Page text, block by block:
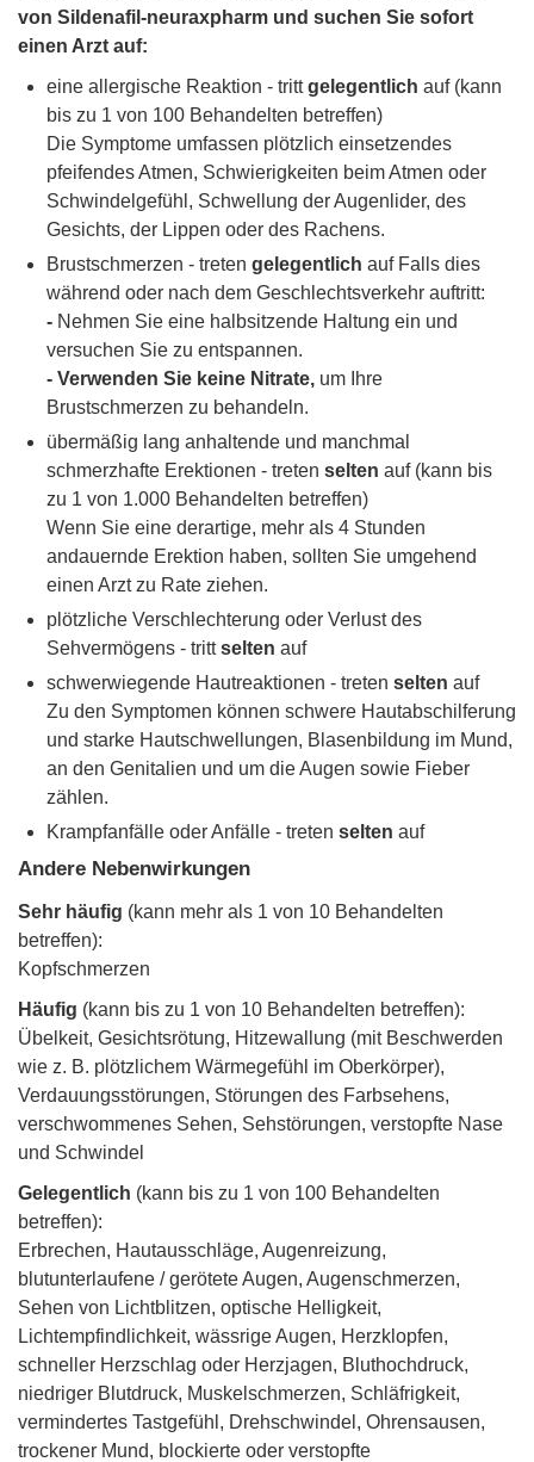
von Sildenafil-neuraxpharm und suchen Sie sofort
einen Arzt auf:
eine allergische Reaktion - trittgelegentlich auf (kann
bis zu 1 von 100 Behandelten betreffen)
Die Symptome umfassen plötzlich einsetzendes
pfeifendes Atmen, Schwierigkeiten beim Atmen oder
Schwindelgefühl, Schwellung der Augenlider, des
Gesichts, der Lippen oder des Rachens.
Brustschmerzen - treten gelegentlich auf Falls dies
während oder nach dem Geschlechtsverkehr auftritt:
- Nehmen Sie eine halbsitzende Haltung ein und
versuchen Sie zu entspannen.
- Verwenden Sie keine Nitrate, um Ihre
Brustschmerzen zu behandeln.
übermäßig lang anhaltende und manchmal
schmerzhafte Erektionen - treten selten auf (kann bis
zu 1 von 1.000 Behandelten betreffen)
Wenn Sie eine derartige, mehr als 4 Stunden
andauernde Erektion haben, sollten Sie umgehend
einen Arzt zu Rate ziehen.
plötzliche Verschlechterung oder Verlust des
Sehvermögens - trittselten auf
schwerwiegende Hautreaktionen - treten selten auf
Zu den Symptomen können schwere Hautabschilferung
und starke Hautschwellungen, Blasenbildung im Mund,
an den Genitalien und um die Augen sowie Fieber
zählen.
Krampfanfälle oder Anfälle - treten selten auf
Andere Nebenwirkungen
Sehr häufig (kann mehr als 1 von 10 Behandelten
betreffen):
Kopfschmerzen
Häufig (kann bis zu 1 von 10 Behandelten betreffen):
Übelkeit, Gesichtsrötung, Hitzewallung (mit Beschwerden
wie z. B. plötzlichem Wärmegefühl im Oberkörper),
Verdauungsstörungen, Störungen des Farbsehens,
verschwommenes Sehen, Sehstörungen, verstopfte Nase
und Schwindel
Gelegentlich (kann bis zu 1 von 100 Behandelten
betreffen):
Erbrechen, Hautausschläge, Augenreizung,
blutunterlaufene / gerötete Augen, Augenschmerzen,
Sehen von Lichtblitzen, optische Helligkeit,
Lichtempfindlichkeit, wässrige Augen, Herzklopfen,
schneller Herzschlag oder Herzjagen, Bluthochdruck,
niedriger Blutdruck, Muskelschmerzen, Schläfrigkeit,
vermindertes Tastgefühl, Drehschwindel, Ohrensausen,
trockener Mund, blockierte oder verstopfte